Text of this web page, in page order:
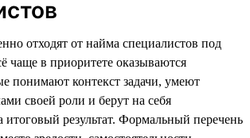
отходят от найма специалистов под
чаще в приоритете оказываются
понимают контекст задачи, умеют
своей роли и берут на себя
итоговый результат. Формальный перечень